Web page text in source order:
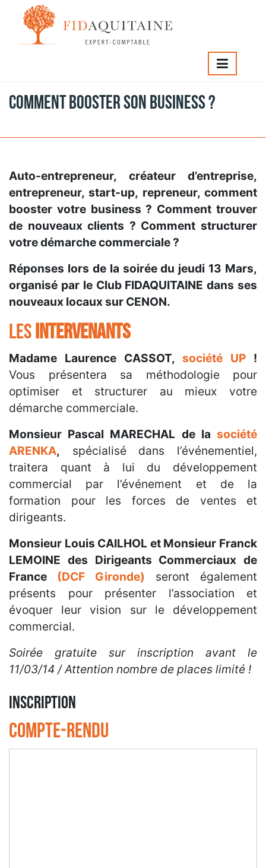
FIDAQUITAINE >Comment booster son business ?
Comment booster son business ?
Auto-entrepreneur, créateur d’entreprise,
entrepreneur, start-up, repreneur, comment
booster votre business ? Comment trouver
de nouveaux clients ? Comment structurer
votre démarche commerciale ?
Réponses lors de la soirée du jeudi 13 Mars,
organisé par le Club FIDAQUITAINE dans ses
nouveaux locaux sur CENON.
LESINTERVENANTS
Madame Laurence CASSOT, société UP !
Vous présentera sa méthodologie pour
optimiser et structurer au mieux votre
démarche commerciale.
Monsieur Pascal MARECHAL de la société
ARENKA, spécialisé dans l’événementiel,
traitera quant à lui du développement
commercial par l’événement et de la
formation pour les forces de ventes et
dirigeants.
Monsieur Louis CAILHOL et Monsieur Franck
LEMOINE des Dirigeants Commerciaux de
France (DCF Gironde) seront également
présents pour présenter l’association et
évoquer leur vision sur le développement
commercial.
Soirée gratuite sur inscription avant le
11/03/14 / Attention nombre de places limité !
INSCRIPTION
Compte-rendu